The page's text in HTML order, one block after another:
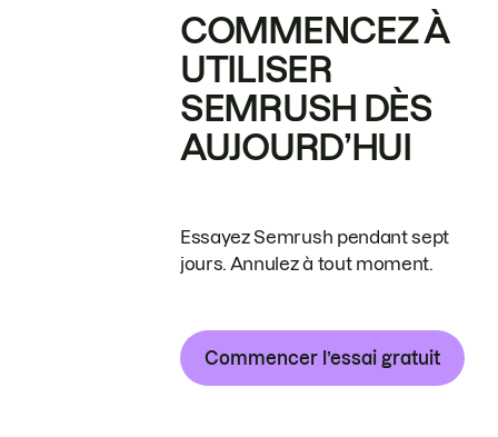
COMMENCEZ À
UTILISER
SEMRUSH DÈS
AUJOURD’HUI
Essayez Semrush pendant sept
jours. Annulez à tout moment.
Commencer l’essai gratuit